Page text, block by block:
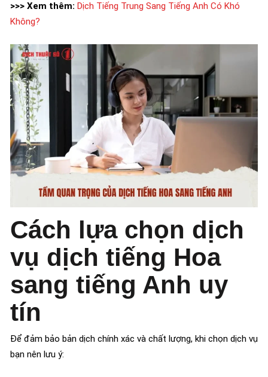
>>> Xem thêm: Dịch Tiếng Trung Sang Tiếng Anh Có Khó
Không?
Cách lựa chọn dịch
vụ dịch tiếng Hoa
sang tiếng Anh uy
tín
Để đảm bảo bản dịch chính xác và chất lượng, khi chọn dịch vụ
bạn nên lưu ý: